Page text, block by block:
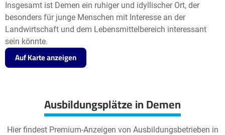
Insgesamt ist Demen ein ruhiger und idyllischer Ort, der
besonders für junge Menschen mit Interesse an der
Landwirtschaft und dem Lebensmittelbereich interessant
sein könnte.
Auf Karte anzeigen
Ausbildungsplätze in Demen
Hier findest Premium-Anzeigen von Ausbildungsbetrieben in